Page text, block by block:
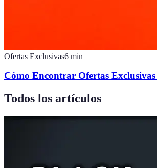
Ofertas Exclusivas6 min
Cómo Encontrar Ofertas
Todos los artículos